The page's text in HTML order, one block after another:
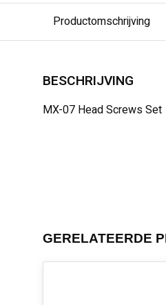
Productomschrijving
BESCHRIJVING
MX-07 Head Screws Set
GERELATEERDE